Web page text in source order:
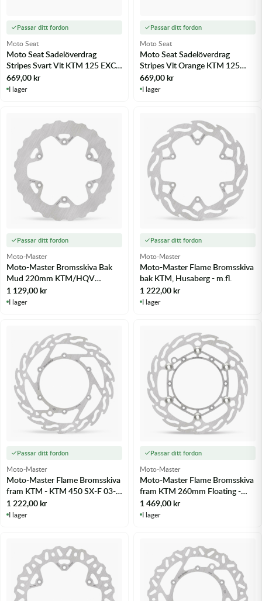
Passar ditt fordon
Moto Seat
Moto Seat Sadelöverdrag
Stripes Svart Vit KTM 125 EXC
12-16 - m.fl.
669,00kr
I lager
Passar ditt fordon
Moto Seat
Moto Seat Sadelöverdrag
Stripes Vit Orange KTM 125
EXC 12-16 - m.fl.
669,00kr
I lager
Passar ditt fordon
Moto-Master
Moto-Master Bromsskiva Bak
Mud 220mm KTM/HQV
03-/14-, 85 SX
1 129,00kr
I lager
Passar ditt fordon
Moto-Master
Moto-Master Flame Bromsskiva
bak KTM, Husaberg - m.fl.
1 222,00kr
I lager
Passar ditt fordon
Moto-Master
Moto-Master Flame Bromsskiva
fram KTM - KTM 450 SX-F 03-
25 m.fl.
1 222,00kr
I lager
Passar ditt fordon
Moto-Master
Moto-Master Flame Bromsskiva
fram KTM 260mm Floating -
m.fl.
1 469,00kr
I lager